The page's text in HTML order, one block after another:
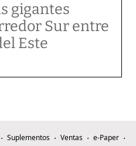
gigantes
Sur entre
Este
Suplementos Ventas
e-Paper